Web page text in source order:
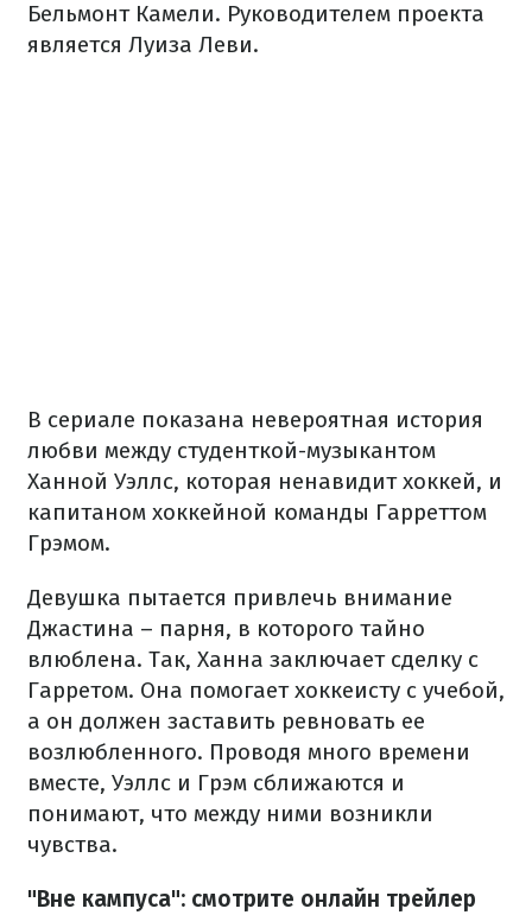
Бельмонт Камели. Руководителем проекта
является Луиза Леви.
В сериале показана невероятная история
любви между студенткой-музыкантом
Ханной Уэллс, которая ненавидит хоккей, и
капитаном хоккейной команды Гарреттом
Грэмом.
Девушка пытается привлечь внимание
Джастина – парня, в которого тайно
влюблена. Так, Ханна заключает сделку с
Гарретом. Она помогает хоккеисту с учебой,
а он должен заставить ревновать ее
возлюбленного. Проводя много времени
вместе, Уэллс и Грэм сближаются и
понимают, что между ними возникли
чувства.
"Вне кампуса": смотрите онлайн трейлер